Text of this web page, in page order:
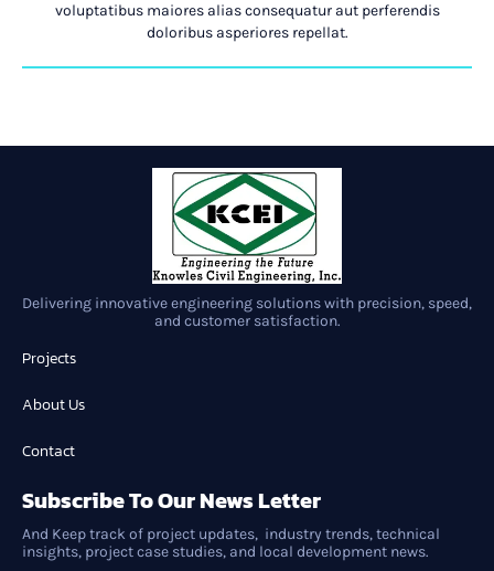
voluptatibus maiores alias consequatur aut perferendis
doloribus asperiores repellat.
Delivering innovative engineering solutions with precision, speed,
and customer satisfaction.
Projects
About Us
Contact
Subscribe To Our News Letter
And Keep track of project updates, industry trends, technical
insights, project case studies, and local development news.